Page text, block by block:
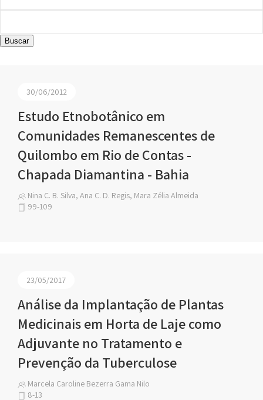
Buscar
30/06/2012
Estudo Etnobotânico em
Comunidades Remanescentes de
Quilombo em Rio de Contas -
Chapada Diamantina - Bahia
Nina C. B. Silva, Ana C. D. Regis, Mara Zélia Almeida
99-109
23/05/2017
Análise da Implantação de Plantas
Medicinais em Horta de Laje como
Adjuvante no Tratamento e
Prevenção da Tuberculose
Marcela Caroline Bezerra Gama Nilo
8-13